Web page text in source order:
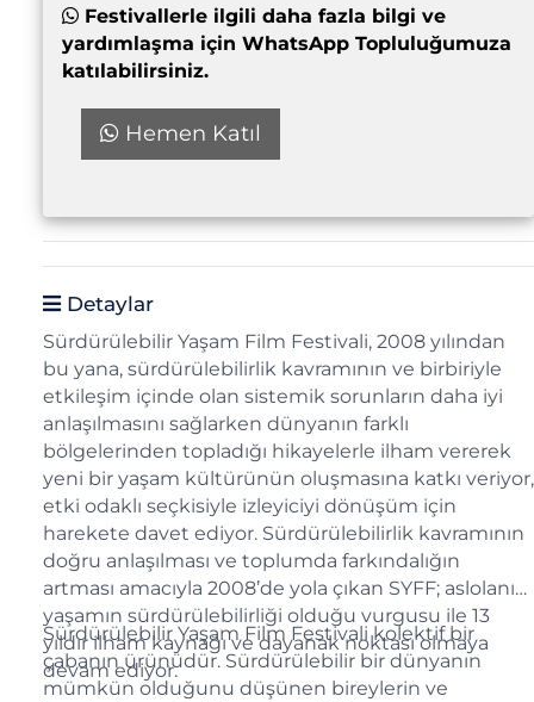
Festivallerle ilgili daha fazla bilgi ve
yardımlaşma için WhatsApp Topluluğumuza
katılabilirsiniz.
Hemen Katıl
Detaylar
Sürdürülebilir Yaşam Film Festivali, 2008 yılından
bu yana, sürdürülebilirlik kavramının ve birbiriyle
etkileşim içinde olan sistemik sorunların daha iyi
anlaşılmasını sağlarken dünyanın farklı
bölgelerinden topladığı hikayelerle ilham vererek
yeni bir yaşam kültürünün oluşmasına katkı veriyor,
etki odaklı seçkisiyle izleyiciyi dönüşüm için
harekete davet ediyor. Sürdürülebilirlik kavramının
doğru anlaşılması ve toplumda farkındalığın
artması amacıyla 2008’de yola çıkan SYFF; aslolanın
yaşamın sürdürülebilirliği olduğu vurgusu ile 13
yıldır ilham kaynağı ve dayanak noktası olmaya
devam ediyor.
Sürdürülebilir Yaşam Film Festivali kolektif bir
çabanın ürünüdür. Sürdürülebilir bir dünyanın
mümkün olduğunu düşünen bireylerin ve